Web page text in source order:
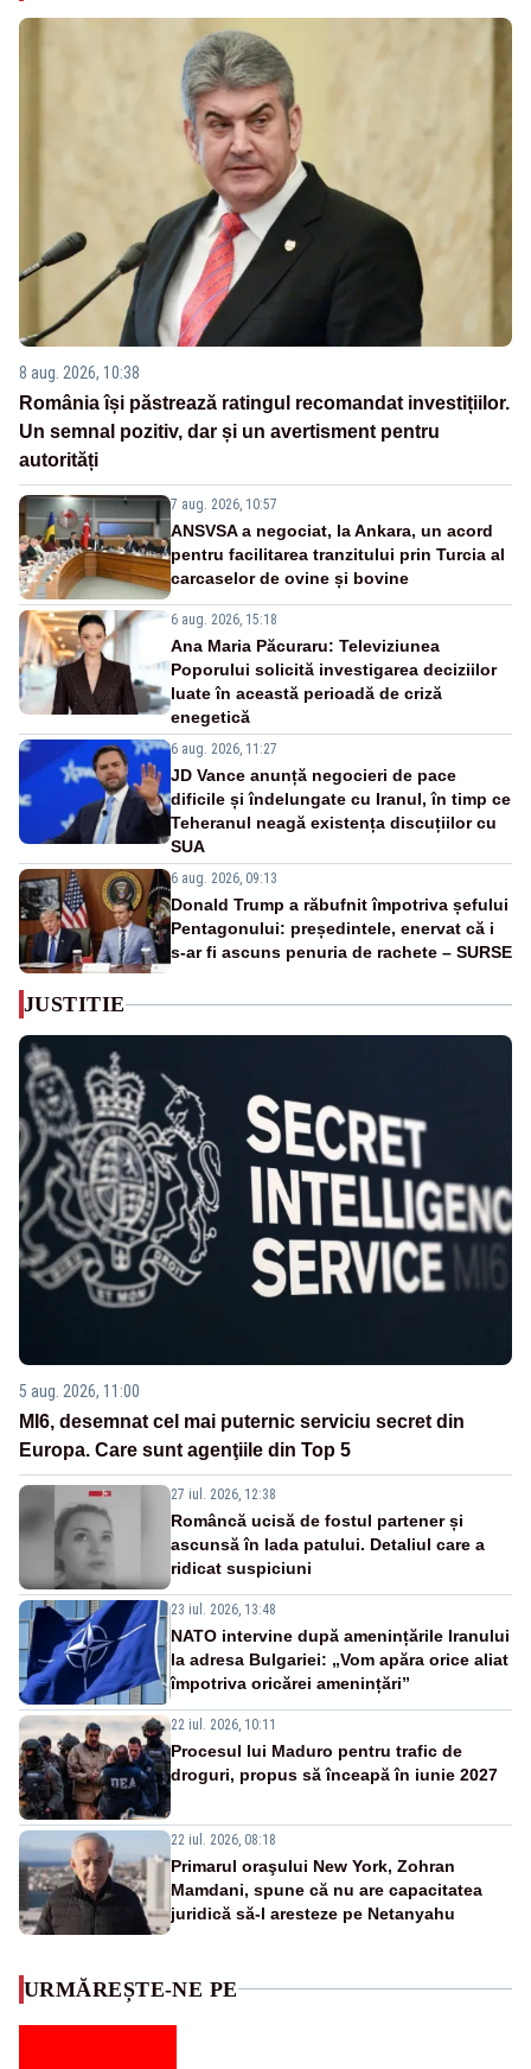
8 aug. 2026, 10:38
România își păstrează ratingul recomandat investițiilor.
Un semnal pozitiv, dar și un avertisment pentru
autorități
7 aug. 2026, 10:57
ANSVSA a negociat, la Ankara, un acord
pentru facilitarea tranzitului prin Turcia al
carcaselor de ovine și bovine
6 aug. 2026, 15:18
Ana Maria Păcuraru: Televiziunea
Poporului solicită investigarea deciziilor
luate în această perioadă de criză
enegetică
6 aug. 2026, 11:27
JD Vance anunță negocieri de pace
dificile și îndelungate cu Iranul, în timp ce
Teheranul neagă existența discuțiilor cu
SUA
6 aug. 2026, 09:13
Donald Trump a răbufnit împotriva șefului
Pentagonului: președintele, enervat că i
s-ar fi ascuns penuria de rachete – SURSE
JUSTITIE
5 aug. 2026, 11:00
MI6, desemnat cel mai puternic serviciu secret din
Europa. Care sunt agenţiile din Top 5
27 iul. 2026, 12:38
Româncă ucisă de fostul partener și
ascunsă în lada patului. Detaliul care a
ridicat suspiciuni
23 iul. 2026, 13:48
NATO intervine după amenințările Iranului
la adresa Bulgariei: „Vom apăra orice aliat
împotriva oricărei amenințări”
22 iul. 2026, 10:11
Procesul lui Maduro pentru trafic de
droguri, propus să înceapă în iunie 2027
22 iul. 2026, 08:18
Primarul oraşului New York, Zohran
Mamdani, spune că nu are capacitatea
juridică să-l aresteze pe Netanyahu
URMĂREȘTE-NE PE